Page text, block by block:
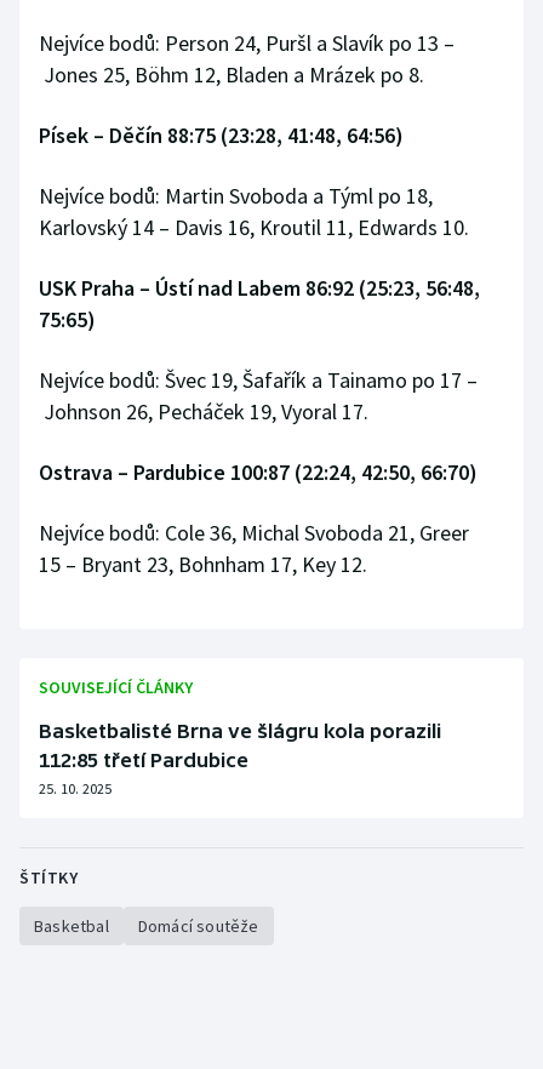
Rychlostní kanoistika
Stolní tenis
Triatlon
Veslování
Vodní slalom
Nejvíce bodů: Person 24, Puršl a Slavík po 13 –
Jones 25, Böhm 12, Bladen a Mrázek po 8.
Písek – Děčín 88:75 (23:28, 41:48, 64:56)
Nejvíce bodů: Martin Svoboda a Týml po 18,
Karlovský 14 – Davis 16, Kroutil 11, Edwards 10.
USK Praha – Ústí nad Labem 86:92 (25:23, 56:48,
75:65)
Nejvíce bodů: Švec 19, Šafařík a Tainamo po 17 –
Johnson 26, Pecháček 19, Vyoral 17.
Ostrava – Pardubice 100:87 (22:24, 42:50, 66:70)
Nejvíce bodů: Cole 36, Michal Svoboda 21, Greer
15 – Bryant 23, Bohnham 17, Key 12.
SOUVISEJÍCÍ ČLÁNKY
Basketbalisté Brna ve šlágru kola porazili
112:85 třetí Pardubice
25. 10. 2025
ŠTÍTKY
Basketbal Domácí soutěže